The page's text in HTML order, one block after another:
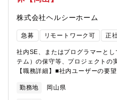
推奨されていますが、業務状況に
モートワークとのバランスを取り
り組むことができます。【この仕
ど幅広い分野の業務に携わること
る・金融機関向けのセキュリティ
な課題やニーズに触れられるため
深められる・CISOに直接提案を
株式会社ヘルシーホーム
急募 リモートワーク可 正
社内SE、またはプログラマーと
テム）の保守等、プロジェクトの
【職務詳細】■社内ユーザーの要
業務■開発システムフォロー
勤務地 岡山県